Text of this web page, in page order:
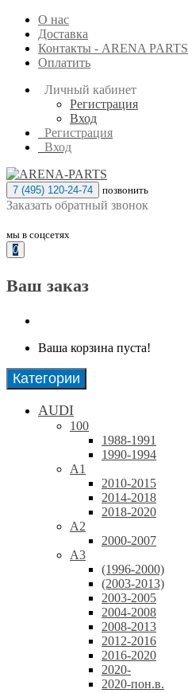
О нас
Доставка
Контакты - ARENA PARTS
Оплатить
Личный кабинет
Регистрация
Вход
Регистрация
Вход
7 (495) 120-24-74 позвонить
Заказать обратный звонок
мы в соцсетях
0
Ваш заказ
Ваша корзина пуста!
Категории
AUDI
100
1988-1991
1990-1994
A1
2010-2015
2014-2018
2018-2020
A2
2000-2007
A3
(1996-2000)
(2003-2013)
2003-2005
2004-2008
2008-2013
2012-2016
2016-2020
2020-
2020-пон.в.